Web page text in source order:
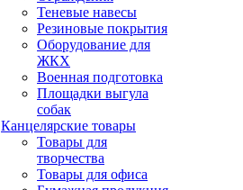
Теневые навесы
Резиновые покрытия
Оборудование для
ЖКХ
Военная подготовка
Площадки выгула
собак
Канцелярские товары
Товары для
творчества
Товары для офиса